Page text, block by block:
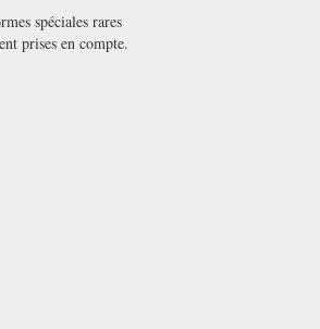
spéciales rares
prises en compte.